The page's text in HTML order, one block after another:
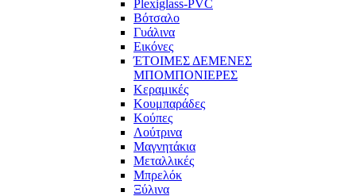
Plexiglass-PVC
Βότσαλο
Γυάλινα
Εικόνες
ΈΤΟΙΜΕΣ ΔΕΜΕΝΕΣ
ΜΠΟΜΠΟΝΙΕΡΕΣ
Κεραμικές
Κουμπαράδες
Κούπες
Λούτρινα
Μαγνητάκια
Μεταλλικές
Μπρελόκ
Ξύλινα